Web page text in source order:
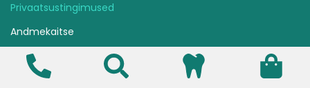
Privaatsustingimused
Andmekaitse
Ravijärjekorra pidamise kord